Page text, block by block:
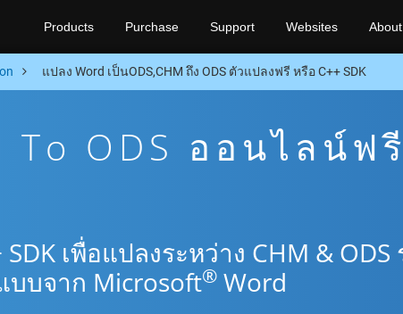
Products Purchase Support Websites About
แปลง Word เป็นODS,CHM ถึง ODS ตัวแปลงฟรี หรือ C++ SDK
To ODS ออนไลน์ฟรี
เพื่อแปลงระหว่าง CHM & ODS
บจาก Microsoft® Word